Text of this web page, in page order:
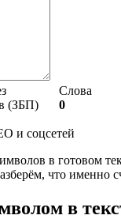
(ЗБП)
Слова
0
и соцсетей
в готовом
что именно
в